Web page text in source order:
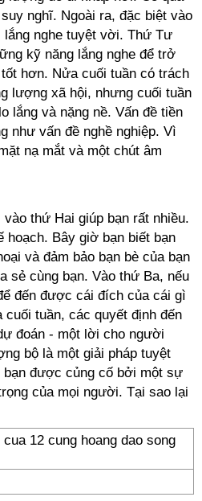
nghĩ. Ngoài ra, đặc biệt vào
nghe tuyệt vời. Thứ Tư
kỹ năng lắng nghe để trở
hơn. Nửa cuối tuần có trách
lượng xã hội, nhưng cuối tuần
lắng và nặng nề. Vấn đề tiền
như vấn đề nghề nghiệp. Vì
nạ mắt và một chút âm
thứ Hai giúp bạn rất nhiều.
hoạch. Bây giờ bạn biết bạn
và đảm bảo bạn bè của bạn
sẻ cùng bạn. Vào thứ Ba, nếu
đến được cái đích của cái gì
cuối tuần, các quyết định đến
đoán - một lời cho người
bộ là một giải pháp tuyệt
được củng cố bởi một sự
của mọi người. Tại sao lại